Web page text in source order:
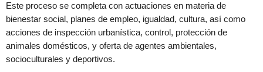
Este proceso se completa con actuaciones en materia de
bienestar social, planes de empleo, igualdad, cultura, así como
acciones de inspección urbanística, control, protección de
animales domésticos, y oferta de agentes ambientales,
socioculturales y deportivos.